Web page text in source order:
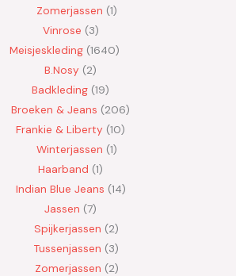
Zomerjassen 1
Vinrose 3
Meisjeskleding 1640
B.Nosy
2
Badkleding 19
Broeken & Jeans
206
Frankie & Liberty 10
Winterjassen 1
Haarband 1
Indian Blue Jeans 14
Jassen 7
Spijkerjassen
2
Tussenjassen
3
Zomerjassen 2